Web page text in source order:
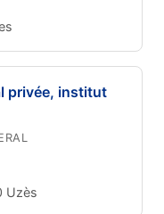
privée, institut
Uzès